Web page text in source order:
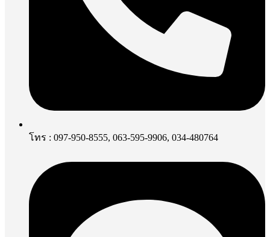
โทร : 097-950-8555, 063-595-9906, 034-480764